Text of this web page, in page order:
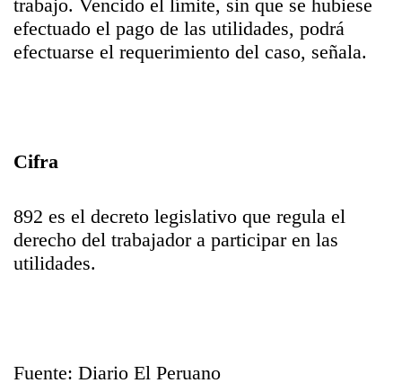
trabajo. Vencido el límite, sin que se hubiese
efectuado el pago de las utilidades, podrá
efectuarse el requerimiento del caso, señala.
Cifra
892 es el decreto legislativo que regula el
derecho del trabajador a participar en las
utilidades.
Fuente: Diario El Peruano